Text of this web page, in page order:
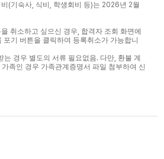
(기숙사 식비 학생회비 등)는 2026년 2월
취소하고 싶으신 경우 합격자 조회 화면에
포기 버튼을 클릭하여 등록취소가 가능합니
는 경우 별도의 서류 필요없음. 다만 환불 계
족인 경우 가족관계증명서 파일 첨부하여 신